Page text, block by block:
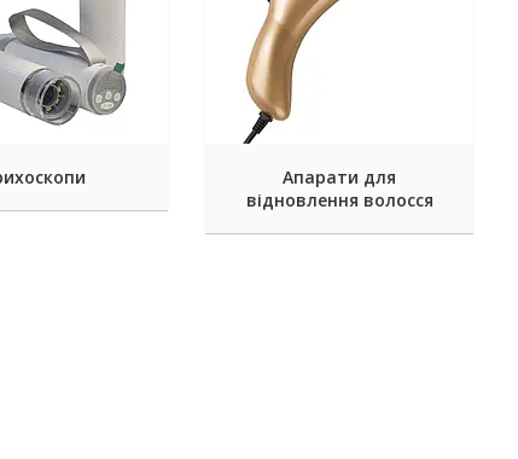
Апарати для
відновлення волосся